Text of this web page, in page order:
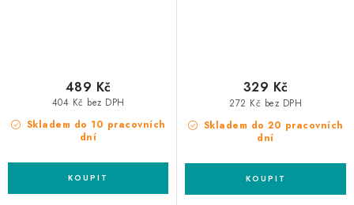
Skladem do 10 pracovních
dní
404 Kč bez DPH
489 Kč
Skladem do 20 pracovních
dní
272 Kč bez DPH
329 Kč